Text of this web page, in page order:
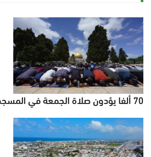
70 ألفا يؤدون صلاة الجمعة في المسجد الأقصى